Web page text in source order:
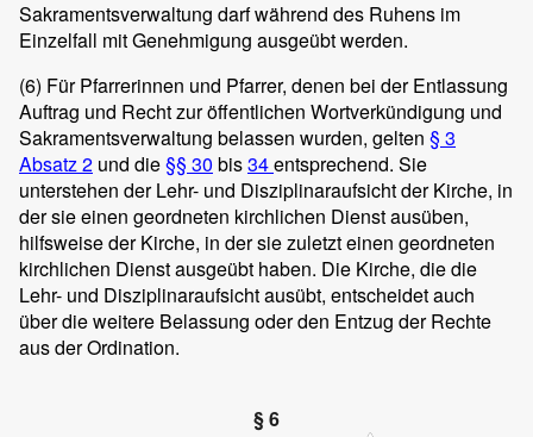
Sakramentsverwaltung darf während des Ruhens im
Einzelfall mit Genehmigung ausgeübt werden.
(6) Für Pfarrerinnen und Pfarrer, denen bei der Entlassung
Auftrag und Recht zur öffentlichen Wortverkündigung und
Sakramentsverwaltung belassen wurden, gelten § 3
Absatz 2 und die§§ 30 bis34entsprechend. Sie
unterstehen der Lehr- und Disziplinaraufsicht der Kirche, in
der sie einen geordneten kirchlichen Dienst ausüben,
hilfsweise der Kirche, in der sie zuletzt einen geordneten
kirchlichen Dienst ausgeübt haben. Die Kirche, die die
Lehr- und Disziplinaraufsicht ausübt, entscheidet auch
über die weitere Belassung oder den Entzug der Rechte
aus der Ordination.
§ 6